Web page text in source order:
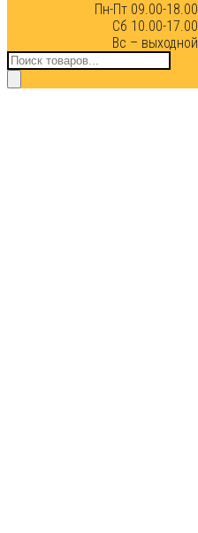
Пн-Пт 09.00-18.00
Сб 10.00-17.00
Вс – выходной
Поиск
товаров